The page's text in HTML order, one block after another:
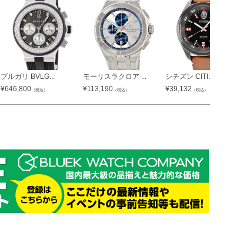
ブルガリ BVLG...
¥646,800 （税込）
モーリスラクロア ...
¥113,190 （税込）
シチズン CITI...
¥39,132 （税込）